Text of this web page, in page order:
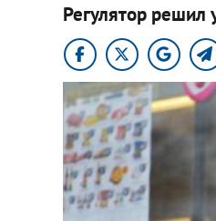
Регулятор решил